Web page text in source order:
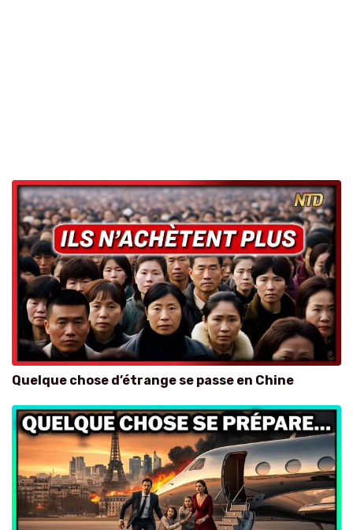
Quelque chose d’étrange se passe en Chine